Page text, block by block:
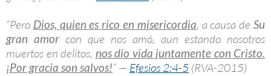
“Pero Dios, quien es rico en misericordia, a causa deSu
gran amor con que nos amó, aun estando nosotros
muertos en delitos, nos dio vida juntamente con Cristo.
¡Por gracia son salvos!” — Efesios 2:4-5 (RVA-2015)